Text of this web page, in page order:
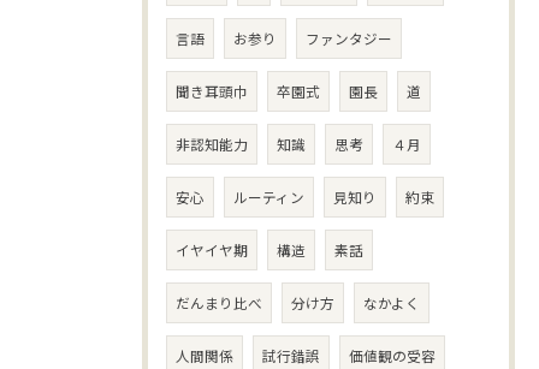
言語 お参り ファンタジー
聞き耳頭巾 卒園式 園長 道
非認知能力 知識 思考 ４月
安心 ルーティン 見知り 約束
イヤイヤ期 構造 素話
だんまり比べ 分け方 なかよく
人間関係 試行錯誤 価値観の受容